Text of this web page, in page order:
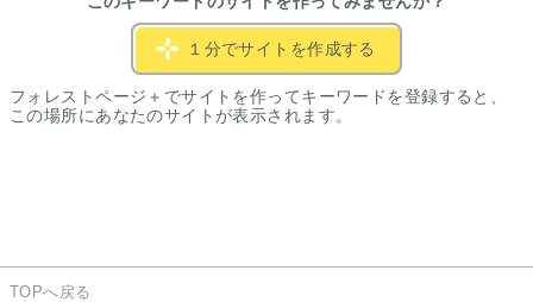
１分でサイトを作成する
フォレストページ＋でサイトを作ってキーワードを登録すると、
この場所にあなたのサイトが表示されます。
TOPへ戻る